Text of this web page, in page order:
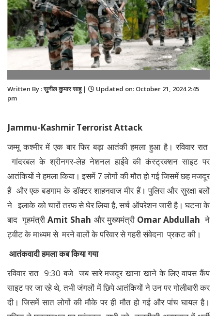
Written By : सुनील कुमार साहू |
Updated on: October 21, 2024 2:45
pm
Jammu-Kashmir Terrorist Attack
जम्मू कश्मीर में एक बार फिर बड़ा आतंकी हमला हुआ है। रविवार रात
गांदरबल के श्रीनगर-लेह नेशनल हाईवे की कंस्ट्रक्शन साइट पर
आतंकियों ने हमला किया। इसमें 7 लोगों की मौत हो गई जिसमें छह मजदूर
हैं और एक बडगाम के डॉक्टर शाहनवाज मीर हैं। पुलिस और सुरक्षा बलों
ने इलाके को चारों तरफ से घेर लिया है, सर्च ऑपरेशन जारी है। घटना के
बाद गृहमंत्रीAmit Shah और मुख्यमंत्री Omar Abdullah ने
ट्वीट के माध्यम से मरने वालों के परिवार से गहरी संवेदना प्रकट की।
आतंकवादी हमला कब किया गया
रविवार रात 9:30 बजे जब सारे मजदूर खाना खाने के लिए वापस कैंप
साइट पर जा रहे थे, तभी जंगलों में छिपे आतंकियों ने उन पर गोलीबारी कर
दी। जिसमें सात लोगों की मौके पर ही मौत हो गई और पांच घायल है।